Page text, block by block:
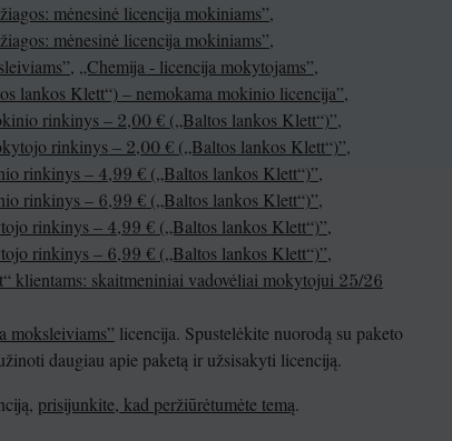
mėnesinė licencija mokiniams”,
mėnesinė licencija mokiniams”,
, „Chemija - licencija mokytojams”,
lankos Klett“) – nemokama mokinio licencija”,
rinkinys – 2,00 € („Baltos lankos Klett“)”,
rinkinys – 2,00 € („Baltos lankos Klett“)”,
rinkinys – 4,99 € („Baltos lankos Klett“)”,
rinkinys – 6,99 € („Baltos lankos Klett“)”,
rinkinys – 4,99 € („Baltos lankos Klett“)”,
rinkinys – 6,99 € („Baltos lankos Klett“)”,
klientams: skaitmeniniai vadovėliai mokytojui 25/26
moksleiviams” licencija. Spustelėkite nuorodą su paketo
daugiau apie paketą ir užsisakyti licenciją.
prisijunkite, kad peržiūrėtumėte temą.